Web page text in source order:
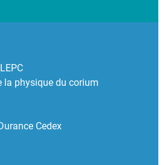
la physique du corium
Cedex